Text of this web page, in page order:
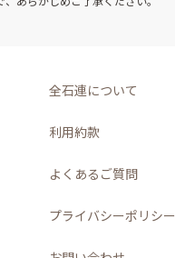
全石連について
利用約款
よくあるご質問
プライバシーポリシー